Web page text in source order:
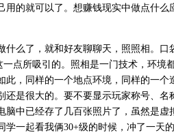
用的就可以了。想赚钱现实中做点什么
么了，就和好友聊聊天，照照相。口
点所吸引的。照相是一门技术，环境
此，同样的一个地点环境，同样的一个
还是很大的。要不要显示玩家称号、名
脑中已经存了几百张照片了，虽然是虚
学一起看我俩30+级的时候，冲了一天